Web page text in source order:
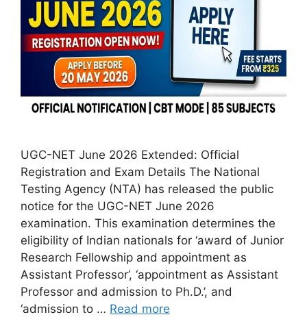
UGC-NET June 2026 Extended: Official
Registration and Exam Details The National
Testing Agency (NTA) has released the public
notice for the UGC-NET June 2026
examination. This examination determines the
eligibility of Indian nationals for ‘award of Junior
Research Fellowship and appointment as
Assistant Professor’, ‘appointment as Assistant
Professor and admission to Ph.D.’, and
‘admission to … Read more